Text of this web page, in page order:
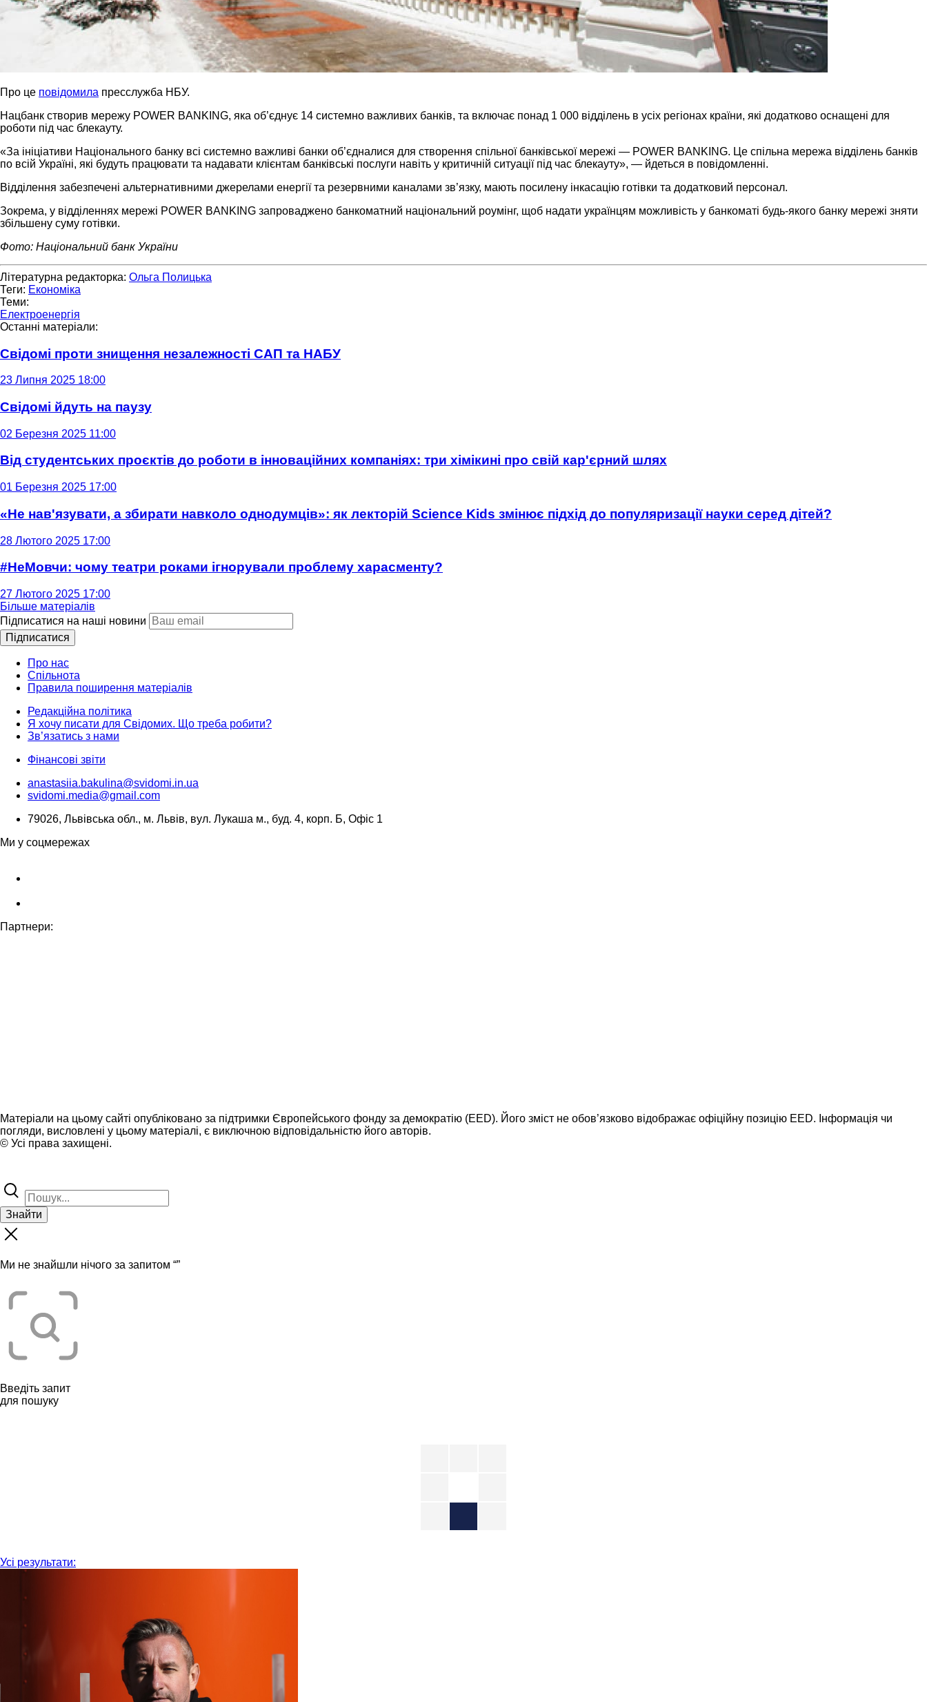
Про це повідомила пресслужба НБУ.
Нацбанк створив мережу POWER BANKING, яка об’єднує 14 системно важливих банків, та включає понад 1 000 відділень в усіх регіонах країни, які додатково оснащені для
роботи під час блекауту.
«За ініціативи Національного банку всі системно важливі банки об’єдналися для створення спільної банківської мережі — POWER BANKING. Це спільна мережа відділень банків
по всій Україні, які будуть працювати та надавати клієнтам банківські послуги навіть у критичній ситуації під час блекауту», — йдеться в повідомленні.
Відділення забезпечені альтернативними джерелами енергії та резервними каналами зв’язку, мають посилену інкасацію готівки та додатковий персонал.
Зокрема, у відділеннях мережі POWER BANKING запроваджено банкоматний національний роумінг, щоб надати українцям можливість у банкоматі будь-якого банку мережі зняти
збільшену суму готівки.
Фото: Національний банк України
Літературна редакторка: Ольга Полицька
Теги: Економіка
Теми:
Електроенергія
Останні матеріали:
Свідомі проти знищення незалежності САП та НАБУ
23 Липня 2025 18:00
Свідомі йдуть на паузу
02 Березня 2025 11:00
Від студентських проєктів до роботи в інноваційних компаніях: три хімікині про свій кар'єрний шлях
01 Березня 2025 17:00
«Не нав'язувати, а збирати навколо однодумців»: як лекторій Science Kids змінює підхід до популяризації науки серед дітей?
28 Лютого 2025 17:00
#НеМовчи: чому театри роками ігнорували проблему харасменту?
27 Лютого 2025 17:00
Більше матеріалів
Підписатися на наші новини
Підписатися
Про нас
Спільнота
Правила поширення матеріалів
Редакційна політика
Я хочу писати для Свідомих. Що треба робити?
Зв’язатись з нами
Фінансові звіти
anastasiia.bakulina@svidomi.in.ua
svidomi.media@gmail.com
79026, Львівська обл., м. Львів, вул. Лукаша м., буд. 4, корп. Б, Офіс 1
Ми у соцмережах
Партнери:
Матеріали на цьому сайті опубліковано за підтримки Європейського фонду за демократію (EED). Його зміст не обов’язково відображає офіційну позицію EED. Інформація чи
погляди, висловлені у цьому матеріалі, є виключною відповідальністю його авторів.
© Усі права захищені.
Знайти
Ми не знайшли нічого за запитом “”
Введіть запит
для пошуку
Усі результати: